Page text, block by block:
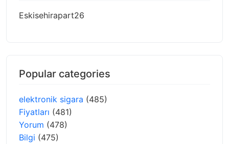
Eskisehirapart26
Popular categories
elektronik sigara (485)
Fiyatları (481)
Yorum (478)
Bilgi (475)